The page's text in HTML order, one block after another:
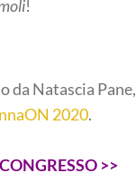
!
da Natascia Pane,
2020.
>>